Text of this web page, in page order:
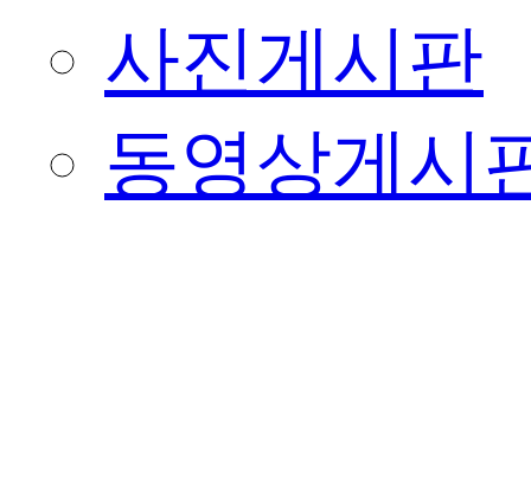
사진게시판
동영상게시